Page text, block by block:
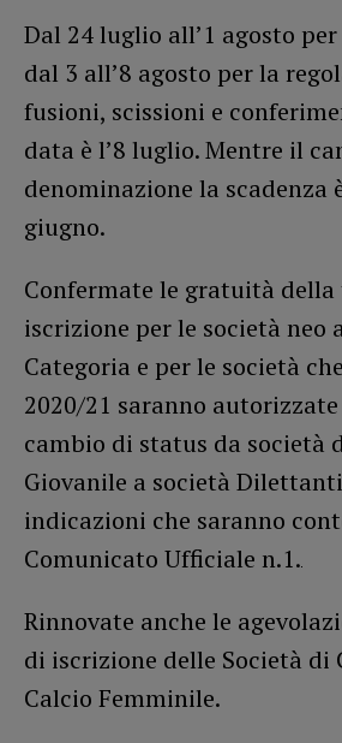
Dal 24 luglio all’1 agosto
dal 3 all’8 agosto per la
fusioni, scissioni e
data è l’8 luglio. Mentre il
denominazione la scadenza
giugno.
Confermate le gratuità della
iscrizione per le società neo
Categoria e per le società
2020/21 saranno
cambio di status da società
Giovanile a società
indicazioni che saranno
Comunicato Ufficiale n.1.
Rinnovate anche le
di iscrizione delle Società di
Calcio Femminile.